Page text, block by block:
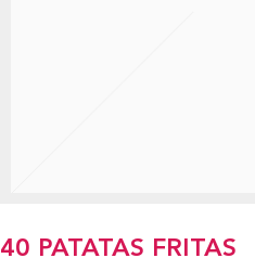
40 PATATAS FRITAS